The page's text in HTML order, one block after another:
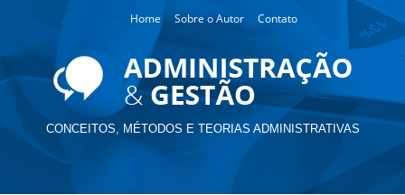
Home Sobre o Autor Contato
CONCEITOS, MÉTODOS E TEORIAS ADMINISTRATIVAS